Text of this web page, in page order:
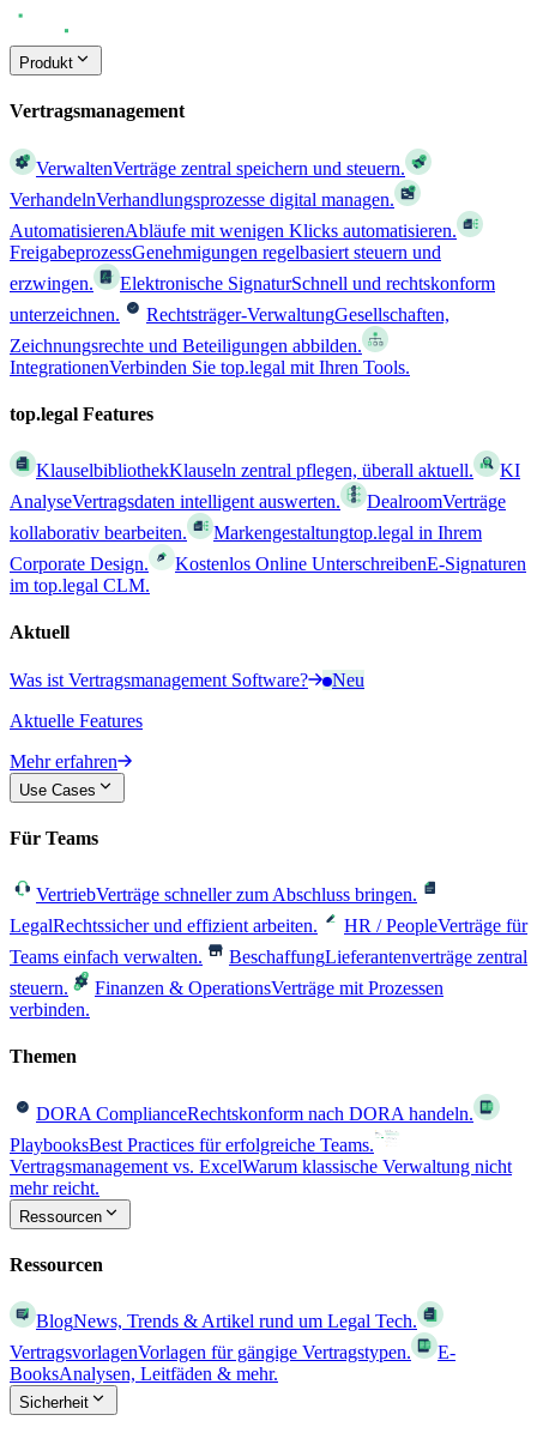
Produkt
Vertragsmanagement
VerwaltenVerträge zentral speichern und steuern.
VerhandelnVerhandlungsprozesse digital managen.
AutomatisierenAbläufe mit wenigen Klicks automatisieren.
FreigabeprozessGenehmigungen regelbasiert steuern und
erzwingen.
Elektronische SignaturSchnell und rechtskonform
unterzeichnen.
Rechtsträger-VerwaltungGesellschaften,
Zeichnungsrechte und Beteiligungen abbilden.
IntegrationenVerbinden Sie top.legal mit Ihren Tools.
top.legal Features
KlauselbibliothekKlauseln zentral pflegen, überall aktuell.
KI
AnalyseVertragsdaten intelligent auswerten. DealroomVerträge
kollaborativ bearbeiten.
Markengestaltungtop.legal in Ihrem
Corporate Design.
Kostenlos Online UnterschreibenE-Signaturen
im top.legal CLM.
Aktuell
Was ist Vertragsmanagement Software?
Neu
Aktuelle Features
Mehr erfahren
Use Cases
Für Teams
VertriebVerträge schneller zum Abschluss bringen.
LegalRechtssicher und effizient arbeiten. HR / PeopleVerträge für
Teams einfach verwalten.
BeschaffungLieferantenverträge zentral
steuern.
Finanzen & OperationsVerträge mit Prozessen
verbinden.
Themen
DORA ComplianceRechtskonform nach DORA handeln.
PlaybooksBest Practices für erfolgreiche Teams.
Vertragsmanagement vs. ExcelWarum klassische Verwaltung nicht
mehr reicht.
Ressourcen
Ressourcen
BlogNews, Trends & Artikel rund um Legal Tech.
VertragsvorlagenVorlagen für gängige Vertragstypen.
E-
BooksAnalysen, Leitfäden & mehr.
Sicherheit